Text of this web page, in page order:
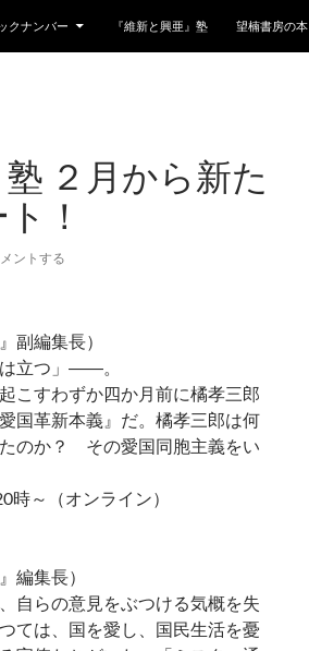
クナンバー 『維新と興亜』塾 望楠書房の本
塾 ２月から新た
！
ントする
副編集長）
立つ」――。
こすわずか四か月前に橘孝三郎
国革新本義』だ。橘孝三郎は何
のか？ その愛国同胞主義をい
～（オンライン）
編集長）
自らの意見をぶつける気概を失
ては、国を愛し、国民生活を憂